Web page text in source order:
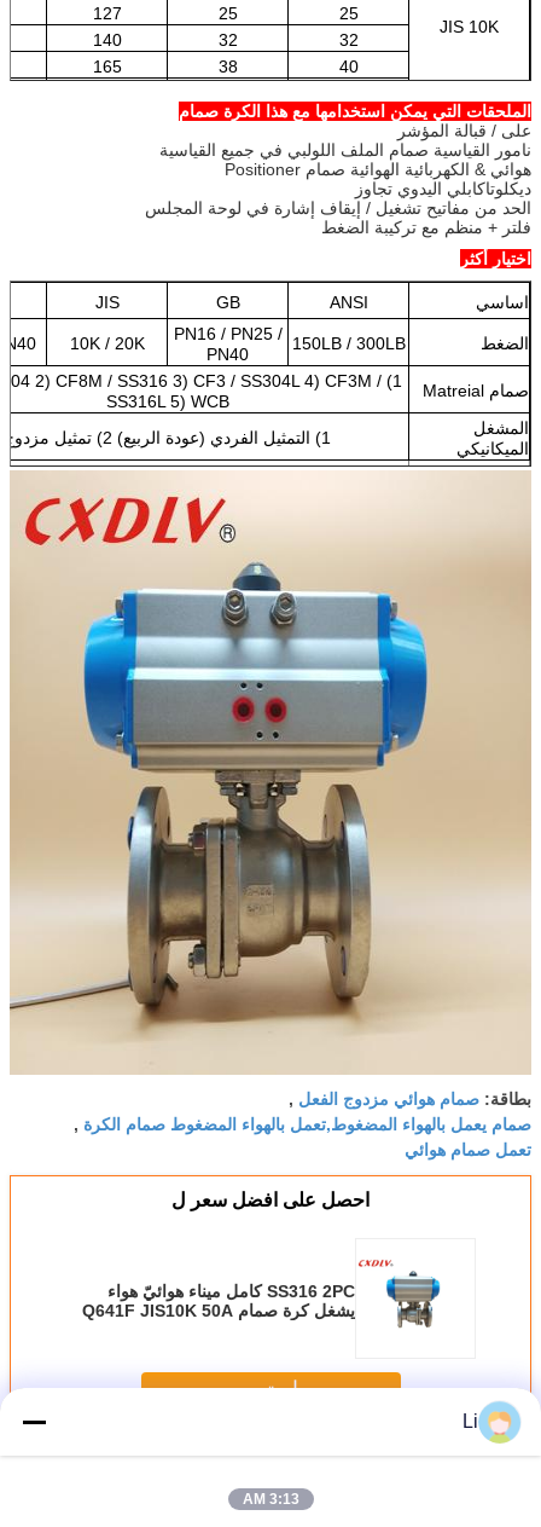
JIS 10K
25
25
127
32
32
140
40
38
165
الملحقات التي يمكن استخدامها مع هذا الكرة صمام
على / قبالة المؤشر
نامور القياسية صمام الملف اللولبي في جميع القياسية
هوائي & الكهربائية الهوائية صمام Positioner
ديكلوتاكابلي اليدوي تجاوز
الحد من مفاتيح تشغيل / إيقاف إشارة في لوحة المجلس
فلتر + منظم مع تركيبة الضغط
اختيار أكثر
اساسي ANSI
GB
JIS
الضغط 150LB / 300LB
PN16 / PN25 /
PN40
10K / 20K
صمام Matreial
2) CF8M / SS316 3) CF3 / SS304L 4) CF3M /
SS316L 5) WCB
المشغل
الميكانيكي
1) التمثيل الفردي (عودة الربيع) 2) تمثيل مزدوج
بطاقة: صمام هوائي مزدوج الفعل ,
صمام يعمل بالهواء المضغوط,تعمل بالهواء المضغوط صمام الكرة ,
تعمل صمام هوائي
احصل على افضل سعر ل
SS316 2PC كامل ميناء هوائيّ هواء
يشغل كرة صمام Q641F JIS10K 50A
استمر
أكثرصمام الكرة مدفوعة بالهواء المضغوط
Li
3:13 AM